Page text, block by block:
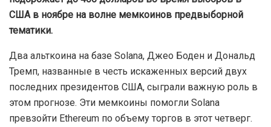
США в ноябре на волне мемкоинов предвыборной
тематики.
Два альткоина на базе Solana, Джео Боден и Дональд
Тремп, названные в честь искаженных версий двух
последних президентов США, сыграли важную роль в
этом прогнозе. Эти мемкоины помогли Solana
превзойти Ethereum по объему торгов в этот четверг.